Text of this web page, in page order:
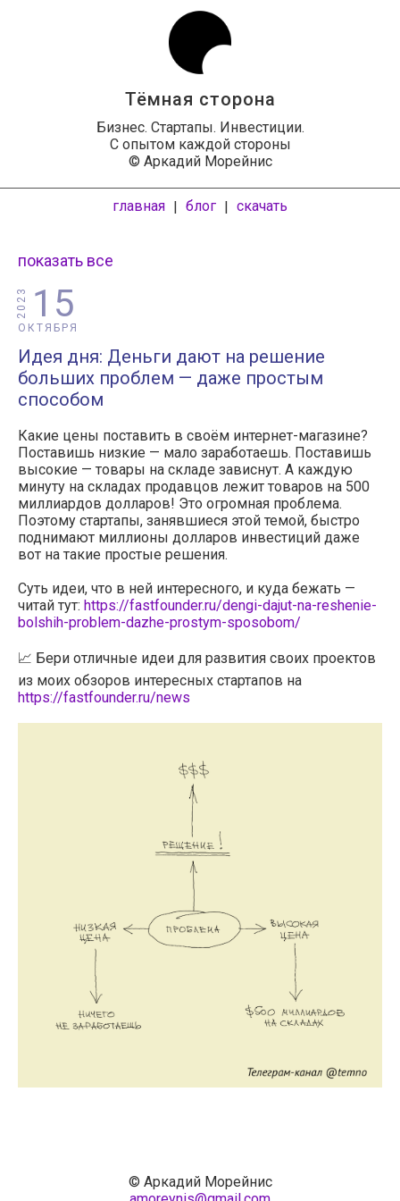
Тёмная сторона
Бизнес. Стартапы. Инвестиции.
С опытом каждой стороны
© Аркадий Морейнис
главная | блог | скачать
показать все
15
ОКТЯБРЯ
2023
Идея дня: Деньги дают на решение
больших проблем — даже простым
способом
Какие цены поставить в своём интернет-магазине?
Поставишь низкие — мало заработаешь. Поставишь
высокие — товары на складе зависнут. А каждую
минуту на складах продавцов лежит товаров на 500
миллиардов долларов! Это огромная проблема.
Поэтому стартапы, занявшиеся этой темой, быстро
поднимают миллионы долларов инвестиций даже
вот на такие простые решения.
Суть идеи, что в ней интересного, и куда бежать —
читай тут: https://fastfounder.ru/dengi-dajut-na-reshenie-
bolshih-problem-dazhe-prostym-sposobom/
📈 Бери отличные идеи для развития своих проектов
из моих обзоров интересных стартапов на
https://fastfounder.ru/news
© Аркадий Морейнис